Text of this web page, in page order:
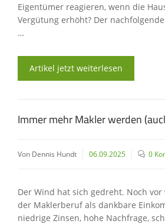
Eigentümer reagieren, wenn die
Vergütung erhöht? Der
…
Artikel jetzt weiterlesen
Immer mehr Makler werden
Von Dennis Hundt 06.09.2025 0
Der Wind hat sich gedreht. Noch
der Maklerberuf als dankbare
niedrige Zinsen, hohe Nachfrage,